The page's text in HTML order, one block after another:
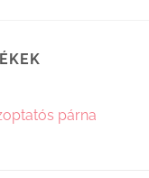
párna